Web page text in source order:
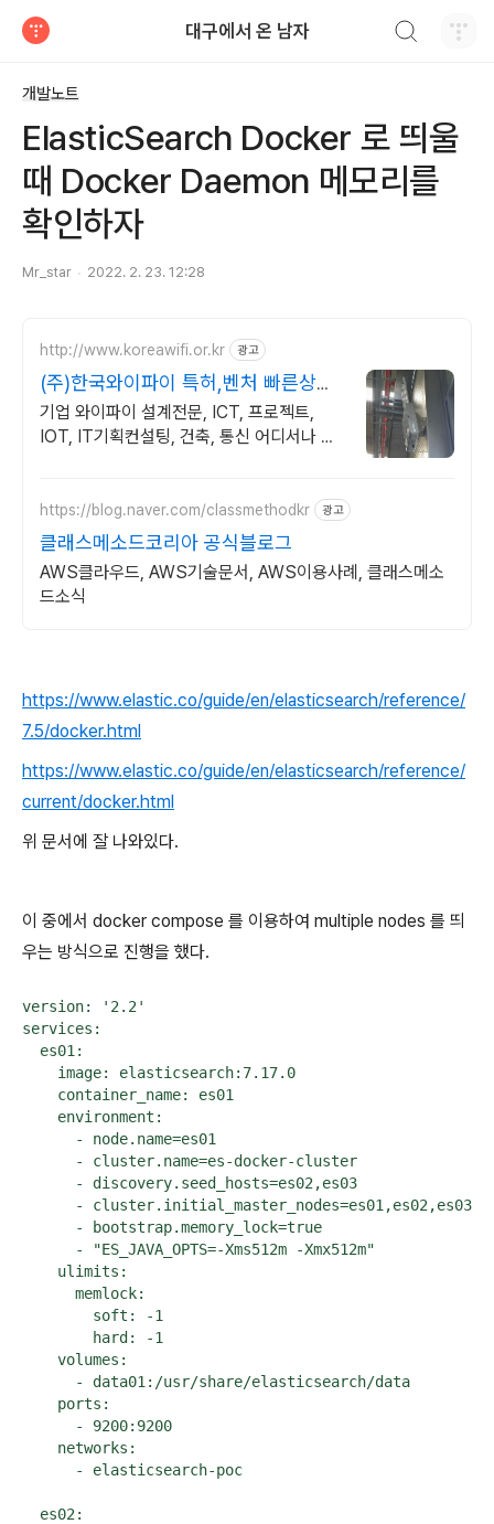
대구에서 온 남자
개발노트
ElasticSearch Docker 로 띄울
때 Docker Daemon 메모리를
확인하자
Mr_star 2022. 2. 23. 12:28
http://www.koreawifi.or.kr 광고
(주)한국와이파이 특허,벤처 빠른상담
가능
기업 와이파이 설계전문, ICT, 프로젝트,
IOT, IT기획컨설팅, 건축, 통신 어디서나 끊
https://blog.naver.com/classmethodkr 광고
클래스메소드코리아 공식블로그
AWS클라우드, AWS기술문서, AWS이용사례, 클래스메소
드소식
https://www.elastic.co/guide/en/elasticsearch/reference/
7.5/docker.html
https://www.elastic.co/guide/en/elasticsearch/reference/
current/docker.html
위 문서에 잘 나와있다.
이 중에서 docker compose 를 이용하여 multiple nodes 를 띄
우는 방식으로 진행을 했다.
version: '2.2'
services:
  es01:
    image: elasticsearch:7.17.0
    container_name: es01
    environment:
      - node.name=es01
      - cluster.name=es-docker-cluster
      - discovery.seed_hosts=es02,es03
      - cluster.initial_master_nodes=es01,es02,es03
      - bootstrap.memory_lock=true
      - "ES_JAVA_OPTS=-Xms512m -Xmx512m"
    ulimits:
      memlock:
        soft: -1
        hard: -1
    volumes:
      - data01:/usr/share/elasticsearch/data
    ports:
      - 9200:9200
    networks:
      - elasticsearch-poc
  es02: